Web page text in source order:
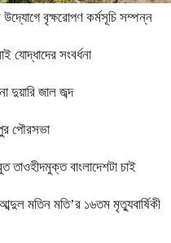
বৃক্ষরোপণ কর্মসূচি সম্পন্ন
সংবর্ধনা
দুয়ারি জাল জব্দ
পৌরসভা
বাংলাদেশটা চাই
মতিন মতি’র ১৬তম মৃত্যুবার্ষিকী